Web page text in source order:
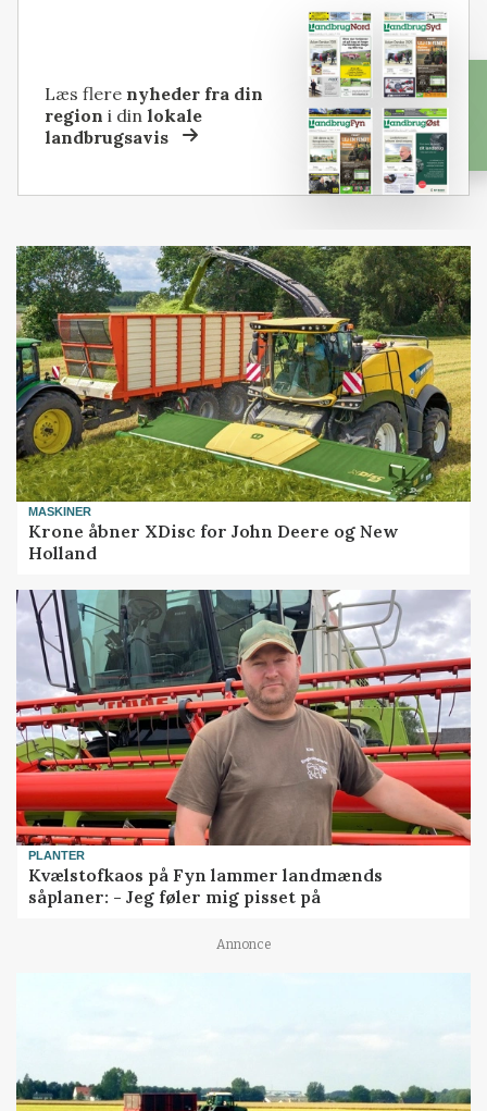
Læs flere nyheder fra din
region i dinlokale
landbrugsavis
MASKINER
Krone åbner XDisc for John Deere og New
Holland
PLANTER
Kvælstofkaos på Fyn lammer landmænds
såplaner: - Jeg føler mig pisset på
Annonce